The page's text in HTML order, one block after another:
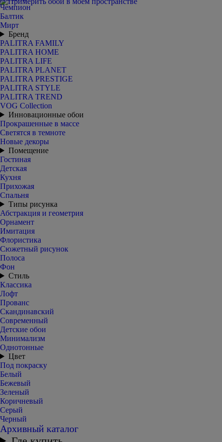
Чемпион
Балтик
Мирт
Бренд
PALITRA FAMILY
PALITRA HOME
PALITRA LIFE
PALITRA PLANET
PALITRA PRESTIGE
PALITRA STYLE
PALITRA TREND
VOG Collection
Инновационные обои
Прокрашенные в массе
Светятся в темноте
Новые декоры
Помещение
Гостиная
Детская
Кухня
Прихожая
Спальня
Типы рисунка
Абстракция и геометрия
Орнамент
Имитация
Флористика
Сюжетный рисунок
Полоса
Фон
Стиль
Классика
Лофт
Прованс
Скандинавский
Современный
Детские обои
Минимализм
Однотонные
Цвет
Под покраску
Белый
Бежевый
Зеленый
Коричневый
Серый
Черный
Архивный каталог